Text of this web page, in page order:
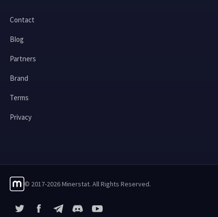
Contact
Blog
Partners
Brand
Terms
Privacy
© 2017-2026 Minerstat. All Rights Reserved.
FacebookTelegramYouTube